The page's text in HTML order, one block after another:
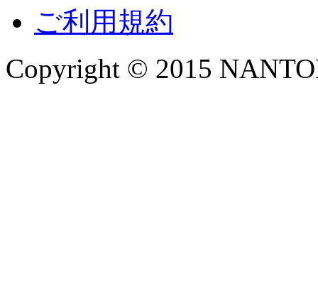
ご利用規約
Copyright © 2015